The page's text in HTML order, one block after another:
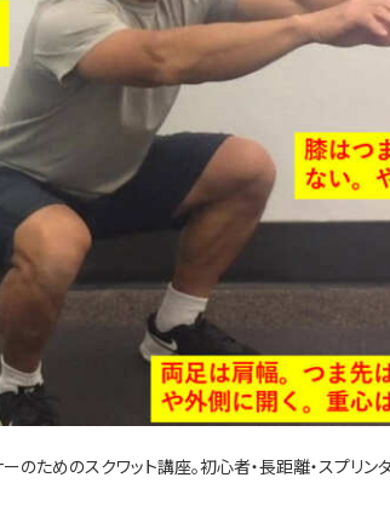
のためのスクワット講座。初心者・長距離・スプリ